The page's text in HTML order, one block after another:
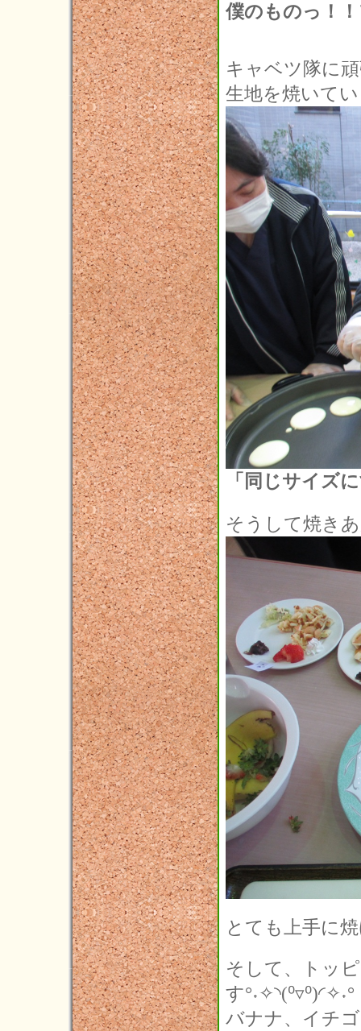
僕のものっ！
キャベツ隊に
生地を焼いて
「同じサイズ
そうして焼き
とても上手に
そして、トッ
す°˖✧◝(⁰▿⁰)◜✧˖°
バナナ、イチ